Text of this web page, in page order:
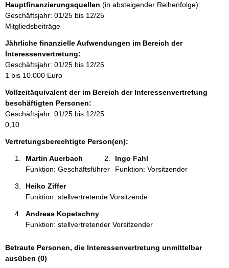
t
i
n
f
o
r
m
t
i
o
n
e
Hauptfinanzierungsquellen (in absteigender Reihenfolge):
Geschäftsjahr: 01/25 bis 12/25
Mitgliedsbeiträge
Jährliche finanzielle Aufwendungen im Bereich der
Interessenvertretung:
Geschäftsjahr: 01/25 bis 12/25
1 bis 10.000 Euro
Vollzeitäquivalent der im Bereich der Interessenvertretung
beschäftigten Personen:
Geschäftsjahr: 01/25 bis 12/25
0,10
Vertretungsberechtigte Person(en):
Martin Auerbach
Funktion: Geschäftsführer
Ingo Fahl
Funktion: Vorsitzender
Heiko Ziffer
Funktion: stellvertretende Vorsitzende
Andreas Kopetschny
Funktion: stellvertretender Vorsitzender
Betraute Personen, die Interessenvertretung unmittelbar
ausüben (0)